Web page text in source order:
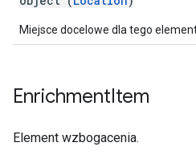
Miejsce docelowe dla tego
EnrichmentItem
Element wzbogacenia.